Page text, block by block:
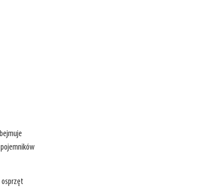
osprzęt